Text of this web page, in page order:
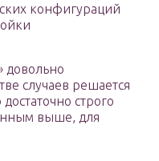
конфигураций
случаев решается
строго
выше, для